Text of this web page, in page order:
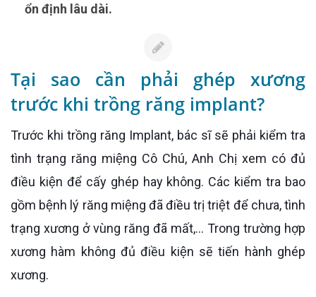
ổn định lâu dài.
Tại sao cần phải ghép xương
trước khi trồng răng implant?
Trước khi trồng răng Implant, bác sĩ sẽ phải kiểm tra
tình trạng răng miệng Cô Chú, Anh Chị xem có đủ
điều kiện để cấy ghép hay không. Các kiểm tra bao
gồm bệnh lý răng miệng đã điều trị triệt để chưa, tình
trạng xương ở vùng răng đã mất,... Trong trường hợp
xương hàm không đủ điều kiện sẽ tiến hành ghép
xương.